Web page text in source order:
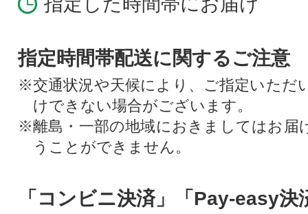
指定時間帯配送に関するご注意
※交通状況や天候により、ご指定いただ
けできない場合がございます。
※離島・一部の地域におきましてはお届
うことができません。
「コンビニ決済」「Pay-easy決